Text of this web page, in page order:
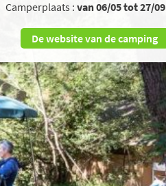
Camperplaats : van 06/05 tot 27/09
De website van de camping